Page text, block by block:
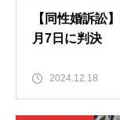
【同性婚訴訟
月7日に判決
2024.12.18